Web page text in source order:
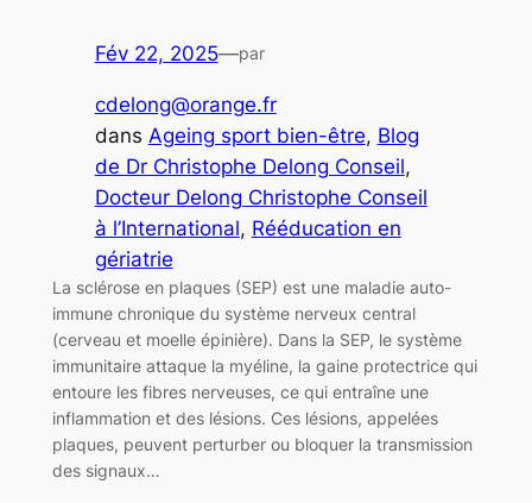
Fév 22, 2025—par
cdelong@orange.fr
dans Ageing sport bien-être, Blog
de Dr Christophe Delong Conseil
Docteur Delong Christophe Conseil
à l’International, Rééducation en
gériatrie
La sclérose en plaques (SEP) est une maladie auto-
immune chronique du système nerveux central
(cerveau et moelle épinière). Dans la SEP, le système
immunitaire attaque la myéline, la gaine protectrice qui
entoure les fibres nerveuses, ce qui entraîne une
inflammation et des lésions. Ces lésions, appelées
plaques, peuvent perturber ou bloquer la transmission
des signaux…